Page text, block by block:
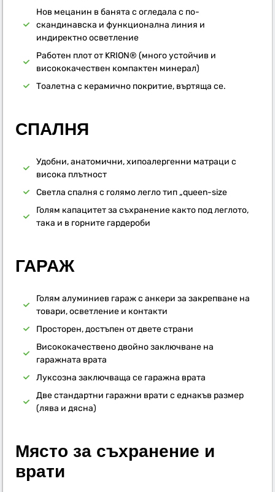
Нов мецанин в банята с огледала с по-
скандинавска и функционална линия и
индиректно осветление
Работен плот от KRION® (много устойчив и
висококачествен компактен минерал)
Тоалетна с керамично покритие, въртяща се.
СПАЛНЯ
Удобни, анатомични, хипоалергенни матраци с
висока плътност
Светла спалня с голямо легло тип „queen-size
Голям капацитет за съхранение както под леглото,
така и в горните гардероби
ГАРАЖ
Голям алуминиев гараж с анкери за закрепване на
товари, осветление и контакти
Просторен, достъпен от двете страни
Висококачествено двойно заключване на
гаражната врата
Луксозна заключваща се гаражна врата
Две стандартни гаражни врати с еднакъв размер
(лява и дясна)
Място за съхранение и
врати